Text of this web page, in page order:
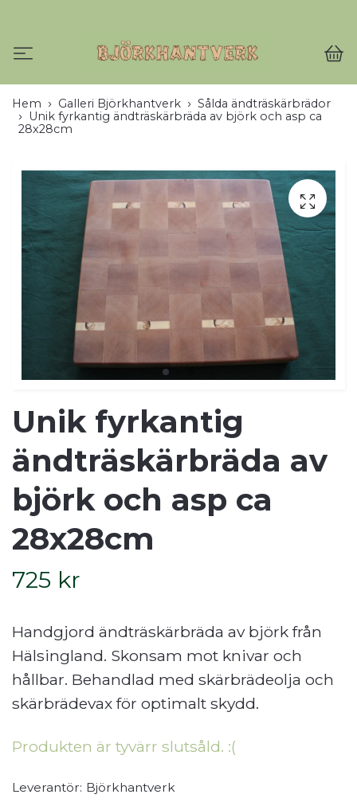
Hem Galleri Björkhantverk
Sålda ändträskärbrädor
Unik fyrkantig ändträskärbräda av björk och asp ca
28x28cm
Unik fyrkantig
ändträskärbräda av
björk och asp ca
28x28cm
725 kr
Handgjord ändträskärbräda av björk från
Hälsingland. Skonsam mot knivar och
hållbar. Behandlad med skärbrädeolja och
skärbrädevax för optimalt skydd.
Produkten är tyvärr slutsåld. :(
Leverantör: Björkhantverk